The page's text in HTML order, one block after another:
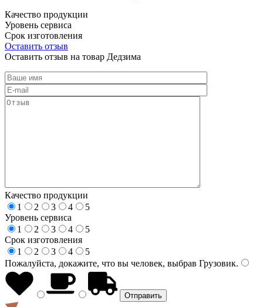
Качество продукции
Уровень сервиса
Срок изготовления
Оставить отзыв
Оставить отзыв на товар Дедзима
Качество продукции
1
2 3 4
5
Уровень сервиса
1
2 3 4
5
Срок изготовления
1
2 3 4
5
Пожалуйста, докажите, что вы человек, выбрав Грузовик.